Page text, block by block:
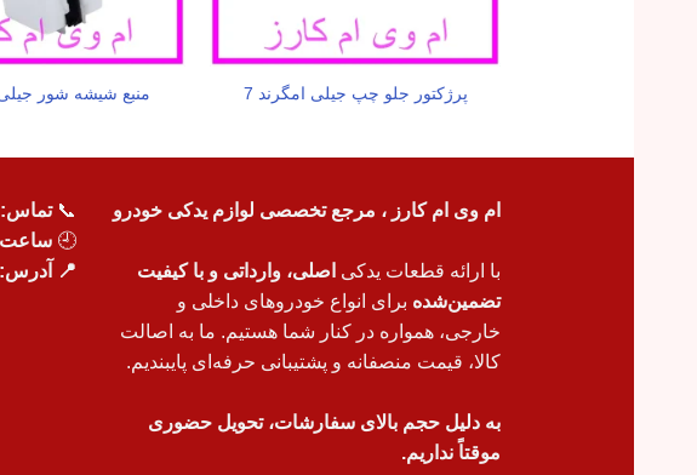
پرژکتور جلو چپ جیلی امگرند 7 منبع شیشه شور جیلی
ام وی ام کارز ، مرجع تخصصی لوازم یدکی خودرو
با ارائه قطعات یدکی اصلی، وارداتی و با کیفیت
تضمین‌شده برای انواع خودروهای داخلی و
خارجی، همواره در کنار شما هستیم. ما به اصالت
کالا، قیمت منصفانه و پشتیبانی حرفه‌ای پایبندیم.
به دلیل حجم بالای سفارشات، تحویل حضوری
موقتاً نداریم.
📞تماس:
🕘 ساعت کاری:
📍 آدرس: